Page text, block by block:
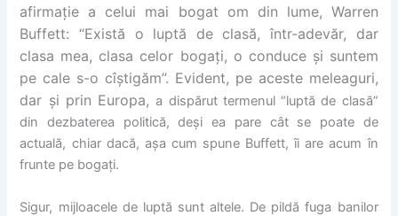
afirmaţie a celui mai bogat om din lume, Warren
Buffett:“Există o luptă de clasă, într-adevăr, dar
clasa mea, clasa celor bogaţi, o conduce şi suntem
pe cale s-o cîştigăm”. Evident, pe aceste meleaguri,
dar și prin Europa,a dispărut termenul “luptă de clasă”
din dezbaterea politică, deşi ea pare cât se poate de
actuală, chiar dacă, așa cum spune Buffett, îi are acum în
frunte pe bogați.
Sigur, mijloacele de luptă sunt altele. De pildă fuga banilor